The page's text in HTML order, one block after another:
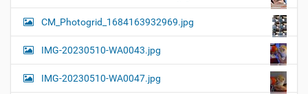
CM_Photogrid_1684163932969.jpg
IMG-20230510-WA0043.jpg
IMG-20230510-WA0047.jpg